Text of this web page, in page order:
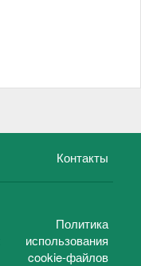
Контакты
Политика
использования
cookie-файлов